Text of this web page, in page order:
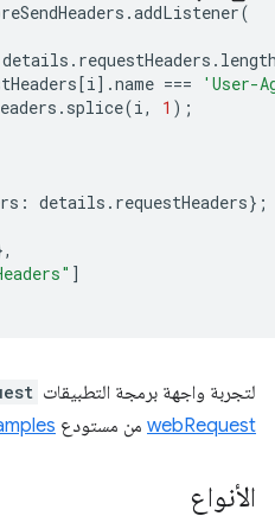
.addListener(
details . requestHeaders .
[i].name ===
'User-
. splice(i, 1 );
: details . requestHeaders};
]
لتجربة واجهة برمجة التطبيقات
webRequest من مستودع
الأنواع